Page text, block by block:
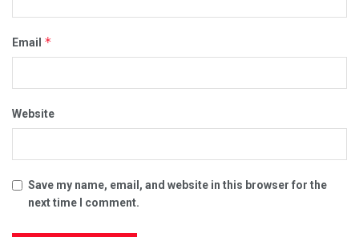
Email *
Website
Save my name, email, and website in this browser for the
next time I comment.